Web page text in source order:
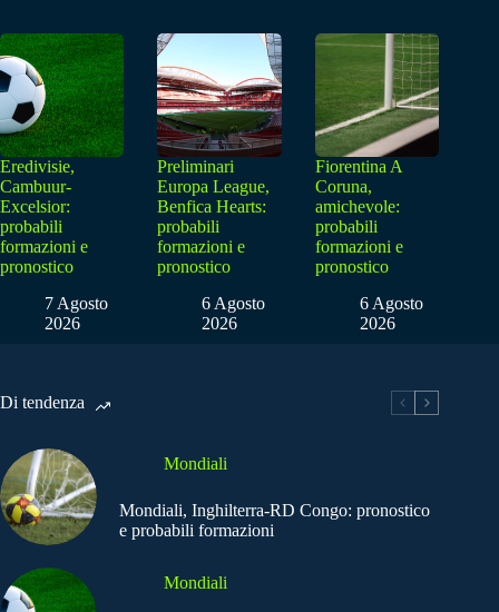
Eredivisie,
Cambuur-
Excelsior:
probabili
formazioni e
pronostico
7 Agosto
2026
Preliminari
Europa League,
Benfica Hearts:
probabili
formazioni e
pronostico
6 Agosto
2026
Fiorentina A
Coruna,
amichevole:
probabili
formazioni e
pronostico
6 Agosto
2026
Di tendenza
Mondiali
Mondiali, Inghilterra-RD Congo: pronostico
e probabili formazioni
Mondiali